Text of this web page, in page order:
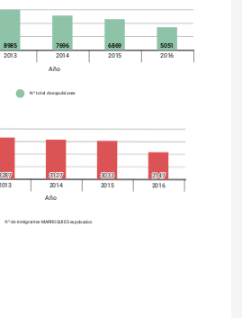
2013 2014 2015 2016
8985 7696 6869 5051
Año
Nº total de expulsiones
2014 2015 2016
3127 3033 2147
Año
Nº de inmigrantes MARROQUÍES expulsados